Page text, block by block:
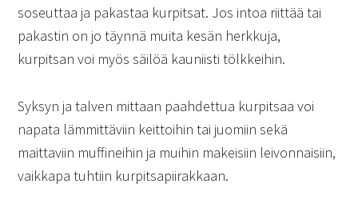
soseuttaa ja pakastaa kurpitsat. Jos intoa riittää tai
pakastin on jo täynnä muita kesän herkkuja,
kurpitsan voi myös säilöä kauniisti tölkkeihin.
Syksyn ja talven mittaan paahdettua kurpitsaa voi
napata lämmittäviin keittoihin tai juomiin sekä
maittaviin muffineihin ja muihin makeisiin leivonnaisiin,
vaikkapa tuhtiin kurpitsapiirakkaan.